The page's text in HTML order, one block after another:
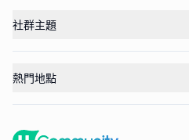
社群主題
熱門地點